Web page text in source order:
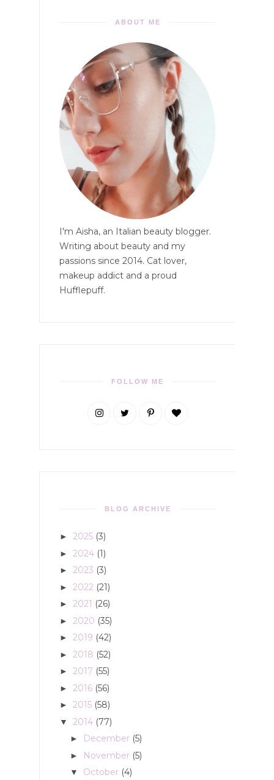
ABOUT ME
I'm Aisha, an Italian beauty blogger.
Writing about beauty and my
passions since 2014. Cat lover,
makeup addict and a proud
Hufflepuff.
FOLLOW ME
BLOG ARCHIVE
► 2025 (3)
► 2024 (1)
► 2023 (3)
► 2022 (21)
► 2021 (26)
► 2020 (35)
► 2019 (42)
► 2018 (52)
► 2017 (55)
► 2016 (56)
► 2015 (58)
▼ 2014 (77)
► December (5)
► November (5)
▼ October (4)